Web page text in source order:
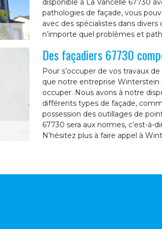
disponible à La Vancelle 67730
pathologies de façade, vous
avec des spécialistes dans
n’importe quel problèmes et
Des façadiers 67730
Pour s’occuper de vos travaux
que notre entreprise Winterstein
occuper. Nous avons à notre
différents types de façade,
possession des outillages de
67730 sera aux normes, c’est-
N’hésitez plus à faire appel à